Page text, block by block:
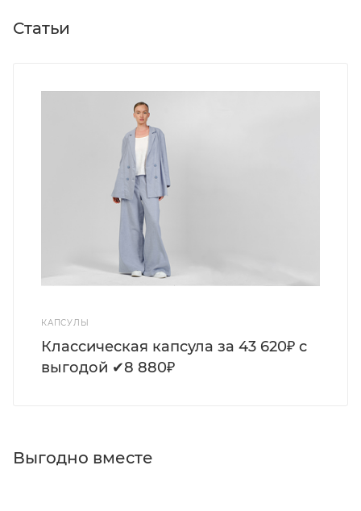
Статьи
КАПСУЛЫ
Классическая капсула за 43 620₽ с
выгодой ✔8 880₽
Выгодно вместе